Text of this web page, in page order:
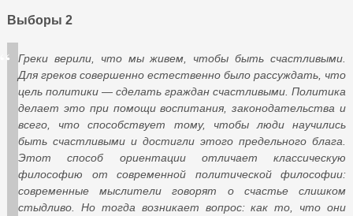
Выборы 2
Греки верили, что мы живем, чтобы быть счастливыми.
Для греков совершенно естественно было рассуждать, что
цель политики — сделать граждан счастливыми. Политика
делает это при помощи воспитания, законодательства и
всего, что способствует тому, чтобы люди научились
быть счастливыми и достигли этого предельного блага.
Этот способ ориентации отличает классическую
философию от современной политической философии:
современные мыслители говорят о счастье слишком
стыдливо. Но тогда возникает вопрос: как то, что они